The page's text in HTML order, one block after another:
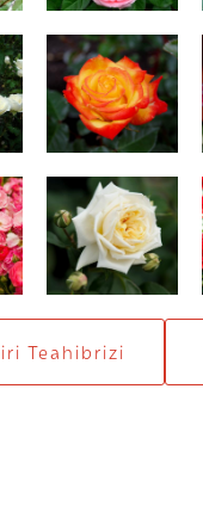
Rumba
Ilse Krohn
Superior
Teahibrizi